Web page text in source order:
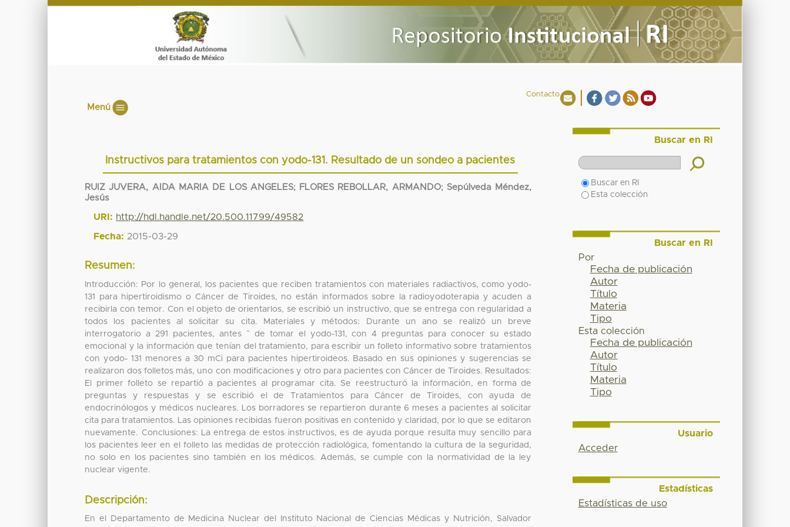
Contacto
Menú
Instructivos para tratamientos con yodo-131. Resultado de un sondeo a pacientes
RUIZ JUVERA, AIDA MARIA DE LOS ANGELES; FLORES REBOLLAR, ARMANDO; Sepúlveda Méndez,
Jesús
URI: http://hdl.handle.net/20.500.11799/49582
Fecha: 2015-03-29
Resumen:
Introducción: Por lo general, los pacientes que reciben tratamientos con materiales radiactivos, como yodo-
131 para hipertiroidismo o Cáncer de Tiroides, no están informados sobre la radioyodoterapia y acuden a
recibirla con temor. Con el objeto de orientarlos, se escribió un instructivo, que se entrega con regularidad a
todos los pacientes al solicitar su cita. Materiales y métodos: Durante un ano se realizó un breve
interrogatorio a 291 pacientes, antes ˜ de tomar el yodo-131, con 4 preguntas para conocer su estado
emocional y la información que tenían del tratamiento, para escribir un folleto informativo sobre tratamientos
con yodo- 131 menores a 30 mCi para pacientes hipertiroideos. Basado en sus opiniones y sugerencias se
realizaron dos folletos más, uno con modificaciones y otro para pacientes con Cáncer de Tiroides. Resultados:
El primer folleto se repartió a pacientes al programar cita. Se reestructuró la información, en forma de
preguntas y respuestas y se escribió el de Tratamientos para Cáncer de Tiroides, con ayuda de
endocrinólogos y médicos nucleares. Los borradores se repartieron durante 6 meses a pacientes al solicitar
cita para tratamientos. Las opiniones recibidas fueron positivas en contenido y claridad, por lo que se editaron
nuevamente. Conclusiones: La entrega de estos instructivos, es de ayuda porque resulta muy sencillo para
los pacientes leer en el folleto las medidas de protección radiológica, fomentando la cultura de la seguridad,
no solo en los pacientes sino también en los médicos. Además, se cumple con la normatividad de la ley
nuclear vigente.
Descripción:
En el Departamento de Medicina Nuclear del Instituto Nacional de Ciencias Médicas y Nutrición, Salvador
Buscar en RI
Buscar en RI
Esta colección
Buscar en RI
Por
Fecha de publicación
Autor
Título
Materia
Tipo
Esta colección
Fecha de publicación
Autor
Título
Materia
Tipo
Usuario
Acceder
Estadísticas
Estadísticas de uso